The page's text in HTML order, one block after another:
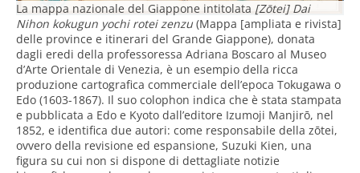
La mappa nazionale del Giappone intitolata [Zōtei] Dai
Nihon kokugun yochi rotei zenzu (Mappa [ampliata e rivista]
delle province e itinerari del Grande Giappone), donata
dagli eredi della professoressa Adriana Boscaro al Museo
d’Arte Orientale di Venezia, è un esempio della ricca
produzione cartografica commerciale dell’epoca Tokugawa o
Edo (1603-1867). Il suo colophon indica che è stata stampata
e pubblicata a Edo e Kyoto dall’editore Izumoji Manjirō, nel
1852, e identifica due autori: come responsabile della zōtei,
ovvero della revisione ed espansione, Suzuki Kien, una
figura su cui non si dispone di dettagliate notizie